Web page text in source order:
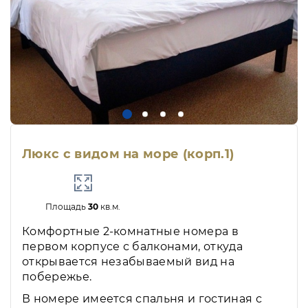
Люкс с видом на море (корп.1)
Площадь30 кв.м.
Комфортные 2-комнатные номера в
первом корпусе с балконами, откуда
открывается незабываемый вид на
побережье.
В номере имеется спальня и гостиная с